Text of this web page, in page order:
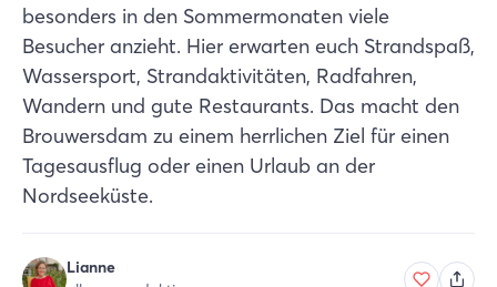
besonders in den Sommermonaten viele
Besucher anzieht. Hier erwarten euch Strandspaß,
Wassersport, Strandaktivitäten, Radfahren,
Wandern und gute Restaurants. Das macht den
Brouwersdam zu einem herrlichen Ziel für einen
Tagesausflug oder einen Urlaub an der
Nordseeküste.
Lianne